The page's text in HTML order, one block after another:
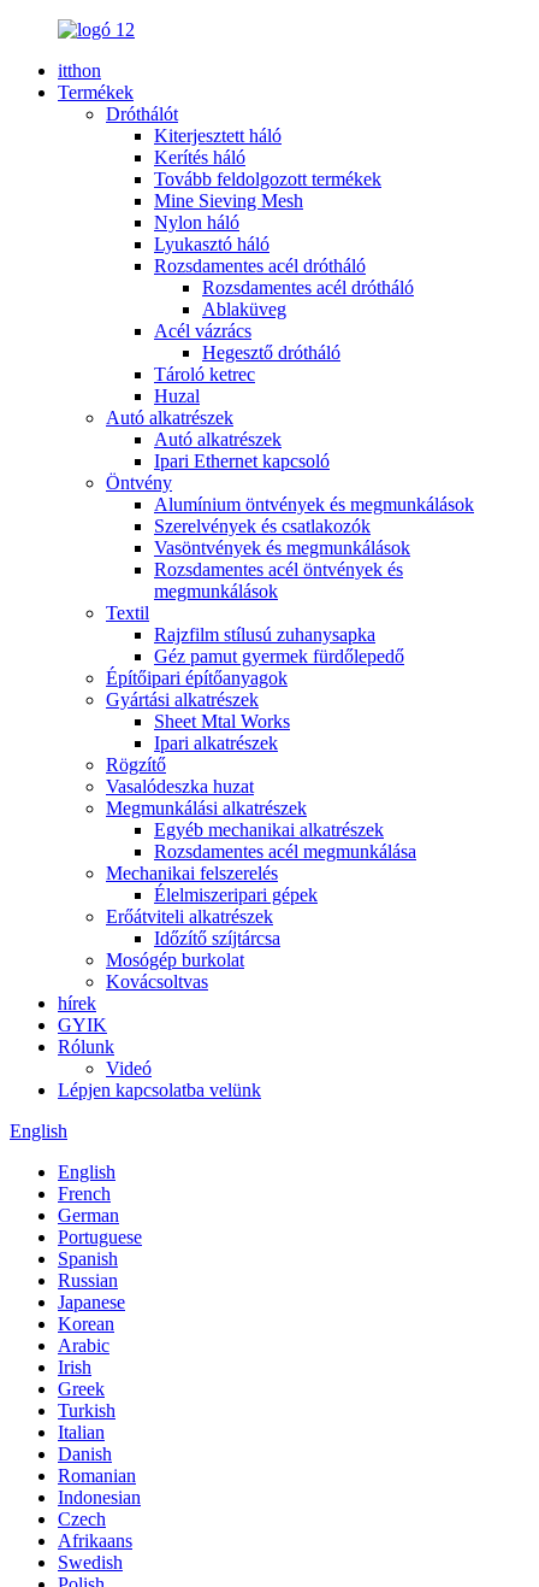
itthon
Termékek
Dróthálót
Kiterjesztett háló
Kerítés háló
Tovább feldolgozott termékek
Mine Sieving Mesh
Nylon háló
Lyukasztó háló
Rozsdamentes acél drótháló
Rozsdamentes acél drótháló
Ablaküveg
Acél vázrács
Hegesztő drótháló
Tároló ketrec
Huzal
Autó alkatrészek
Autó alkatrészek
Ipari Ethernet kapcsoló
Öntvény
Alumínium öntvények és megmunkálások
Szerelvények és csatlakozók
Vasöntvények és megmunkálások
Rozsdamentes acél öntvények és
megmunkálások
Textil
Rajzfilm stílusú zuhanysapka
Géz pamut gyermek fürdőlepedő
Építőipari építőanyagok
Gyártási alkatrészek
Sheet Mtal Works
Ipari alkatrészek
Rögzítő
Vasalódeszka huzat
Megmunkálási alkatrészek
Egyéb mechanikai alkatrészek
Rozsdamentes acél megmunkálása
Mechanikai felszerelés
Élelmiszeripari gépek
Erőátviteli alkatrészek
Időzítő szíjtárcsa
Mosógép burkolat
Kovácsoltvas
hírek
GYIK
Rólunk
Videó
Lépjen kapcsolatba velünk
English
English
French
German
Portuguese
Spanish
Russian
Japanese
Korean
Arabic
Irish
Greek
Turkish
Italian
Danish
Romanian
Indonesian
Czech
Afrikaans
Swedish